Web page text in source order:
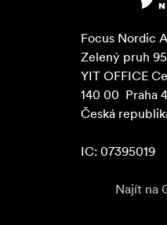
Focus Nordic
Zelený pruh
YIT OFFICE
140 00  Praha 4
Česká
IC: 07395019
Najít na